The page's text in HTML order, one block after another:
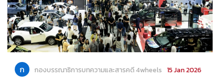
ก กองบรรณาธิการบทความและสารคดี 4wheels 15 Jan 2026